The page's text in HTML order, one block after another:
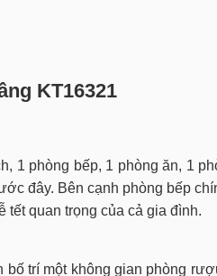
KT16321
phòng bếp, 1 phòng ăn, 1
đây. Bên cạnh phòng bếp
tết quan trọng của cả gia đình.
trí một không gian phòng